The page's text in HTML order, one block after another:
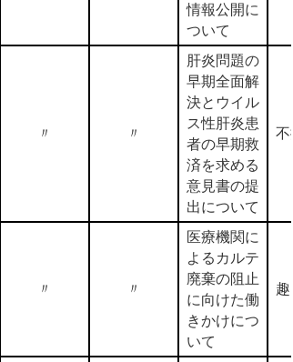
情報公開に
ついて
〃 〃
肝炎問題の
早期全面解
決とウイル
ス性肝炎患
者の早期救
済を求める
意見書の提
出について
不
〃 〃
医療機関に
よるカルテ
廃棄の阻止
に向けた働
きかけにつ
いて
趣